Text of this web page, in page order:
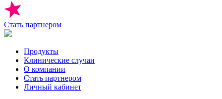
Стать партнером
Продукты
Клинические случаи
О компании
Стать партнером
Личный кабинет